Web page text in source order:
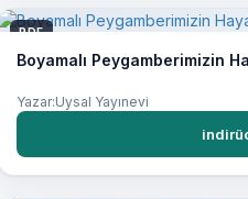
PDF
Boyamalı Peygamberimizin
Yazar:Uysal Yayınevi